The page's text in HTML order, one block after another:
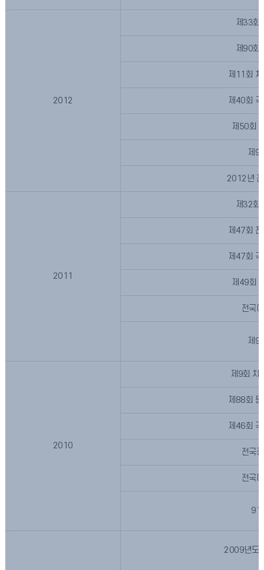
2012
제33회
제90회
제11회
제40회
제50회
제
2012년 전
2011
제32회
제47회
제47회
제49회
전국
제
2010
제9회 차
제88회
제46회
전국
전국
91
2009년도